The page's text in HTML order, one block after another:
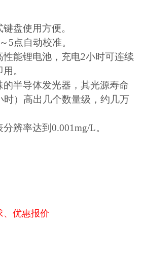
盘使用方便。
5点自动校准。
性能锂电池，充电2小时可连续
。
半导体发光器，其光源寿命
时）高出几个数量级，约几万
辨率达到0.001mg/L。
、优惠报价